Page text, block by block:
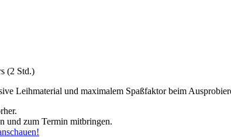
(2 Std.)
Leihmaterial und maximalem Spaßfaktor beim
und zum Termin mitbringen.